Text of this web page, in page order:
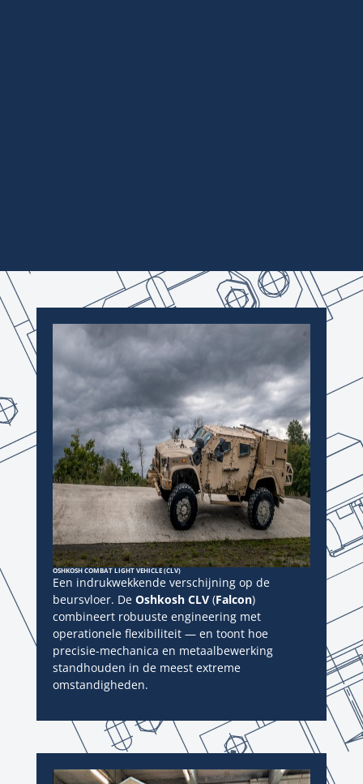
OSHKOSH COMBAT LIGHT VEHICLE (CLV)
Een indrukwekkende verschijning op de
beursvloer. De Oshkosh CLV (Falcon)
combineert robuuste engineering met
operationele flexibiliteit — en toont hoe
precisie-mechanica en metaalbewerking
standhouden in de meest extreme
omstandigheden.